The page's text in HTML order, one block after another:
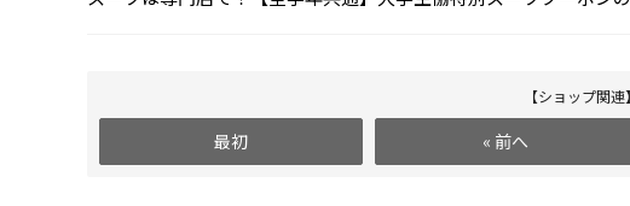
【ショップ関
最初 « 前へ